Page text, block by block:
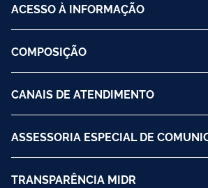
ACESSO À INFORMAÇÃO
COMPOSIÇÃO
CANAIS DE ATENDIMENTO
ASSESSORIA ESPECIAL DE
TRANSPARÊNCIA MIDR